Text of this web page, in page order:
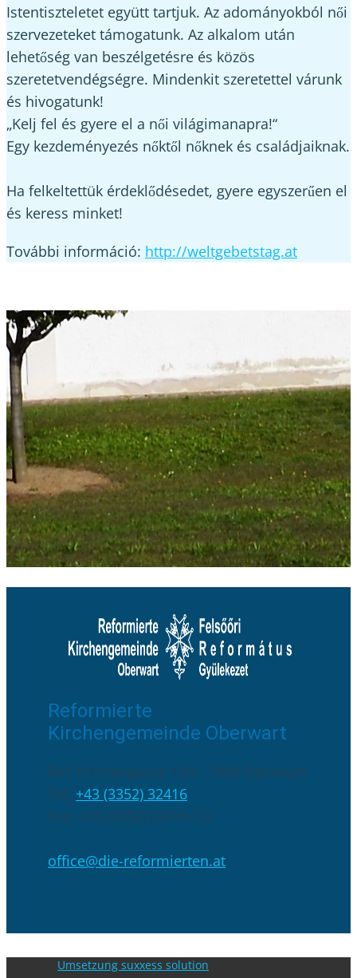
Istentiszteletet együtt tartjuk. Az adományokból női
szervezeteket támogatunk. Az alkalom után
lehetőség van beszélgetésre és közös
szeretetvendégségre. Mindenkit szeretettel várunk
és hivogatunk!
„Kelj fel és gyere el a női világimanapra!“
Egy kezdeményezés nőktől nőknek és családjaiknak.
Ha felkeltettük érdeklődésedet, gyere egyszerűen el
és keress minket!
További információ: http://weltgebetstag.at
Reformierte
Kirchengemeinde Oberwart
Ref. Kirchengasse 16A - 7400 Oberwart
Tel: +43 (3352) 32416
Fax: +43 (3352) 32416-13
office@die-reformierten.at
Umsetzung suxxess solution